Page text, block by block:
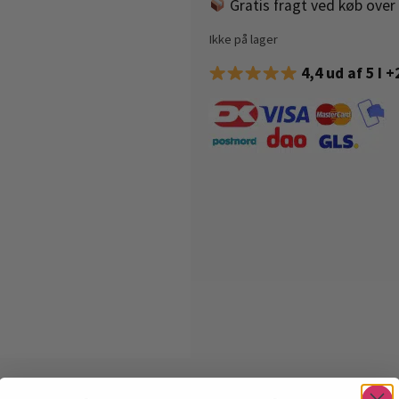
Gratis fragt ved køb over
Ikke på lager
4,4 ud af 5 I